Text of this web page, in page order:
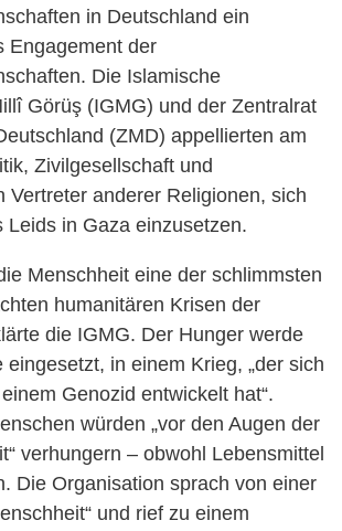
in Deutschland ein
Engagement der
Die Islamische
Görüş (IGMG) und der Zentralrat
(ZMD) appellierten am
Zivilgesellschaft und
Vertreter anderer Religionen, sich
Leids in Gaza einzusetzen.
Menschheit eine der schlimmsten
humanitären Krisen der
die IGMG. Der Hunger werde
eingesetzt, in einem Krieg, „der sich
Genozid entwickelt hat“.
würden „vor den Augen der
verhungern – obwohl Lebensmittel
Die Organisation sprach von einer
und rief zu einem